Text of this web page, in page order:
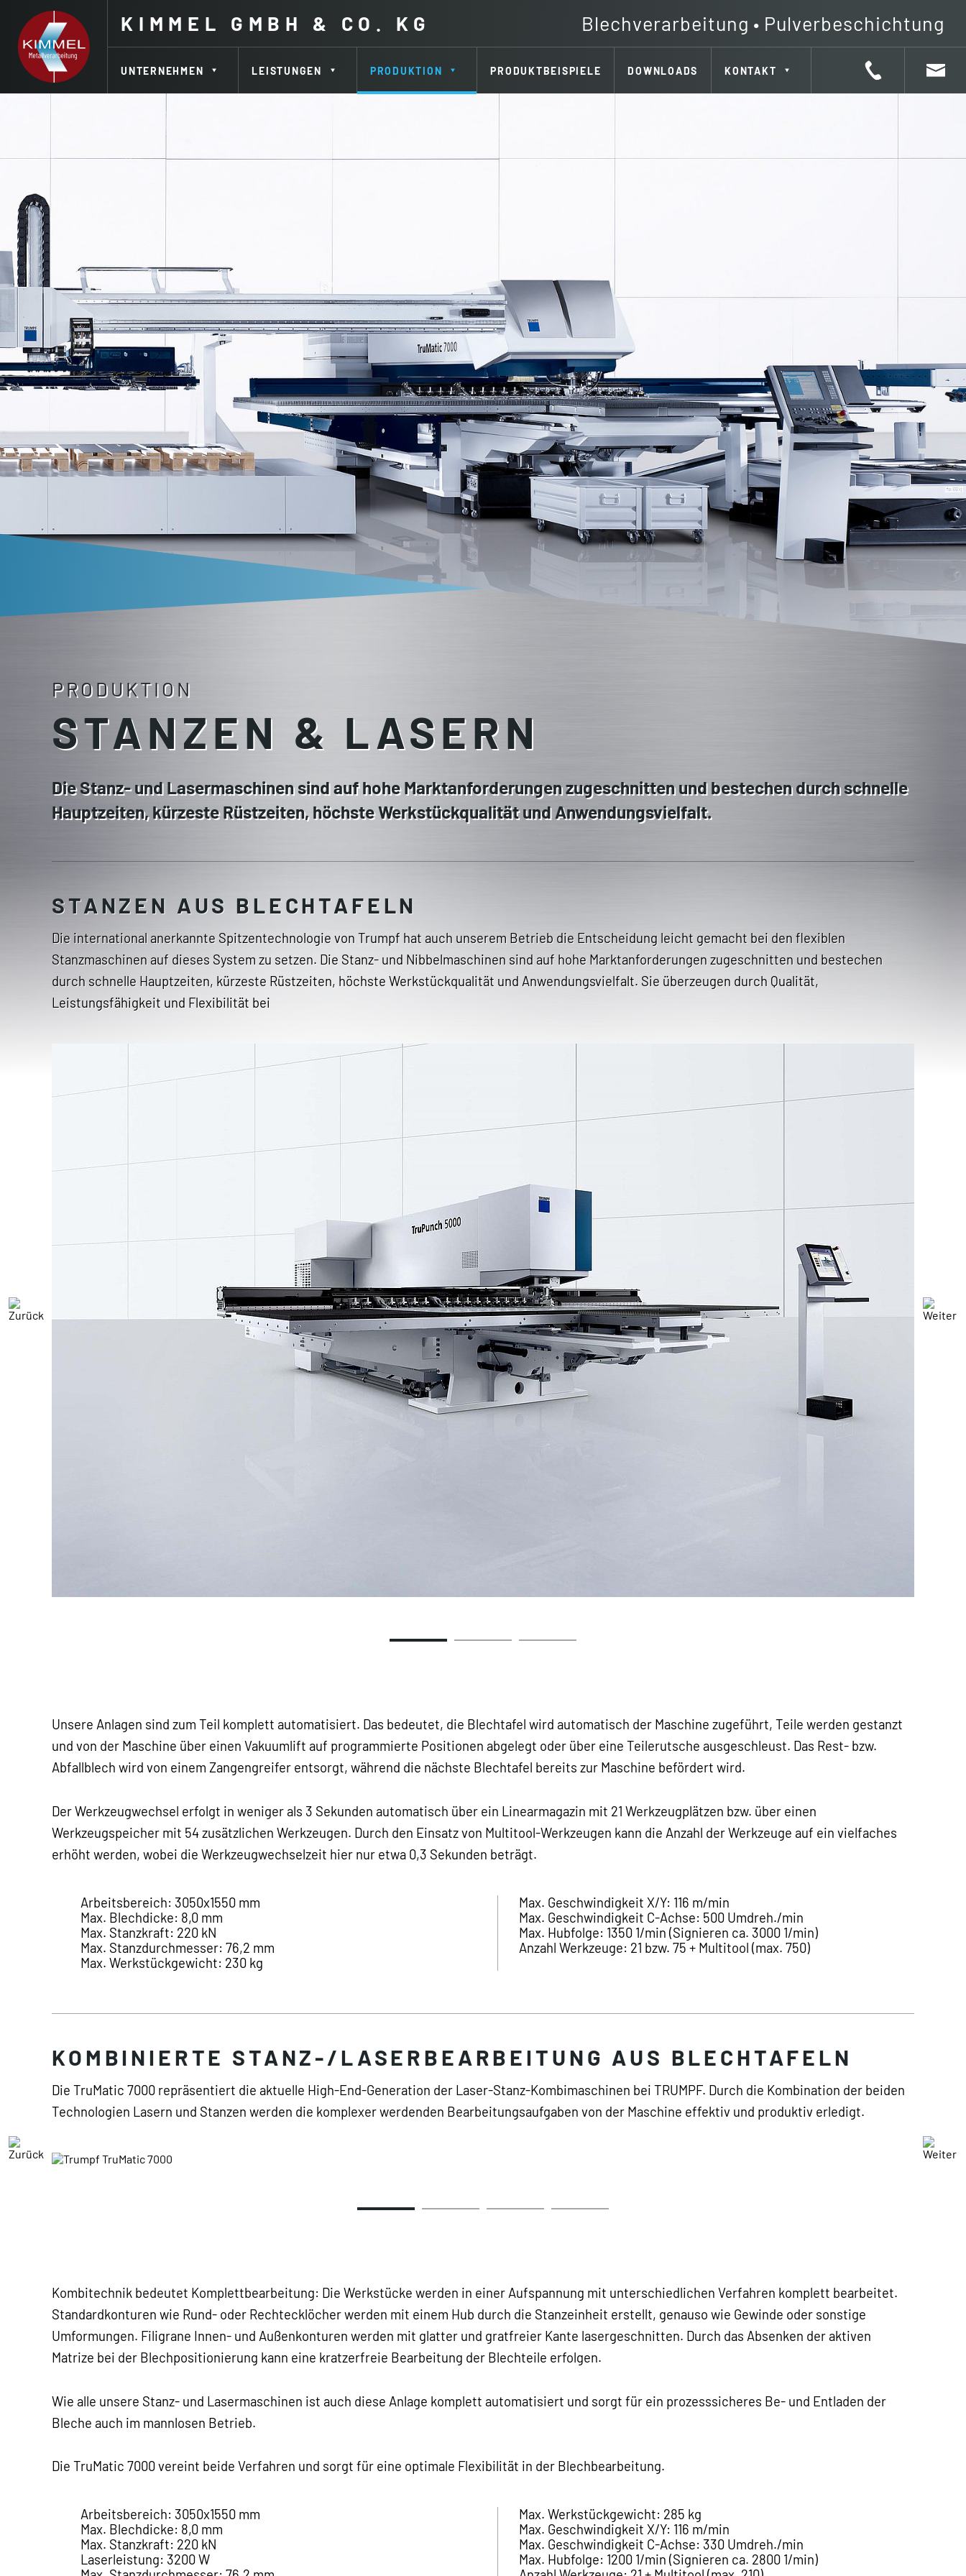
KIMMEL GMBH & CO. KG Blechverarbeitung • Pulverbeschichtung
UNTERNEHMEN LEISTUNGEN PRODUKTION PRODUKTBEISPIELE DOWNLOADS KONTAKT
STANZEN & LASERN
PRODUKTION
Die Stanz- und Lasermaschinen sind auf hohe Marktanforderungen zugeschnitten und bestechen durch schnelle
Hauptzeiten, kürzeste Rüstzeiten, höchste Werkstückqualität und Anwendungsvielfalt.
STANZEN AUS BLECHTAFELN
Die international anerkannte Spitzentechnologie von Trumpf hat auch unserem Betrieb die Entscheidung leicht gemacht bei den flexiblen
Stanzmaschinen auf dieses System zu setzen. Die Stanz- und Nibbelmaschinen sind auf hohe Marktanforderungen zugeschnitten und bestechen
durch schnelle Hauptzeiten, kürzeste Rüstzeiten, höchste Werkstückqualität und Anwendungsvielfalt. Sie überzeugen durch Qualität,
Leistungsfähigkeit und Flexibilität bei
Unsere Anlagen sind zum Teil komplett automatisiert. Das bedeutet, die Blechtafel wird automatisch der Maschine zugeführt, Teile werden gestanzt
und von der Maschine über einen Vakuumlift auf programmierte Positionen abgelegt oder über eine Teilerutsche ausgeschleust. Das Rest- bzw.
Abfallblech wird von einem Zangengreifer entsorgt, während die nächste Blechtafel bereits zur Maschine befördert wird.
Der Werkzeugwechsel erfolgt in weniger als 3 Sekunden automatisch über ein Linearmagazin mit 21 Werkzeugplätzen bzw. über einen
Werkzeugspeicher mit 54 zusätzlichen Werkzeugen. Durch den Einsatz von Multitool-Werkzeugen kann die Anzahl der Werkzeuge auf ein vielfaches
erhöht werden, wobei die Werkzeugwechselzeit hier nur etwa 0,3 Sekunden beträgt.
Arbeitsbereich: 3050x1550 mm
Max. Blechdicke: 8,0 mm
Max. Stanzkraft: 220 kN
Max. Stanzdurchmesser: 76,2 mm
Max. Werkstückgewicht: 230 kg
Max. Geschwindigkeit X/Y: 116 m/min
Max. Geschwindigkeit C-Achse: 500 Umdreh./min
Max. Hubfolge: 1350 1/min (Signieren ca. 3000 1/min)
Anzahl Werkzeuge: 21 bzw. 75 + Multitool (max. 750)
KOMBINIERTE STANZ-/LASERBEARBEITUNG AUS BLECHTAFELN
Die TruMatic 7000 repräsentiert die aktuelle High-End-Generation der Laser-Stanz-Kombimaschinen bei TRUMPF. Durch die Kombination der beiden
Technologien Lasern und Stanzen werden die komplexer werdenden Bearbeitungsaufgaben von der Maschine effektiv und produktiv erledigt.
Kombitechnik bedeutet Komplettbearbeitung: Die Werkstücke werden in einer Aufspannung mit unterschiedlichen Verfahren komplett bearbeitet.
Standardkonturen wie Rund- oder Rechtecklöcher werden mit einem Hub durch die Stanzeinheit erstellt, genauso wie Gewinde oder sonstige
Umformungen. Filigrane Innen- und Außenkonturen werden mit glatter und gratfreier Kante lasergeschnitten. Durch das Absenken der aktiven
Matrize bei der Blechpositionierung kann eine kratzerfreie Bearbeitung der Blechteile erfolgen.
Wie alle unsere Stanz- und Lasermaschinen ist auch diese Anlage komplett automatisiert und sorgt für ein prozesssicheres Be- und Entladen der
Bleche auch im mannlosen Betrieb.
Die TruMatic 7000 vereint beide Verfahren und sorgt für eine optimale Flexibilität in der Blechbearbeitung.
Arbeitsbereich: 3050x1550 mm
Max. Blechdicke: 8,0 mm
Max. Stanzkraft: 220 kN
Laserleistung: 3200 W
Max. Werkstückgewicht: 285 kg
Max. Geschwindigkeit X/Y: 116 m/min
Max. Geschwindigkeit C-Achse: 330 Umdreh./min
Max. Hubfolge: 1200 1/min (Signieren ca. 2800 1/min)